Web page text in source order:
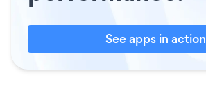
See apps in action